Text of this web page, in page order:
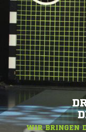
WIR BRINGEN